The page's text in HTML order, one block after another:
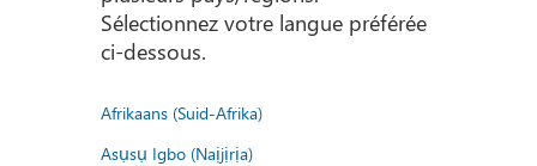
Sélectionnez votre langue préférée
ci-dessous.
Afrikaans (Suid-Afrika)
Asụsụ Igbo (Naịjịrịa)